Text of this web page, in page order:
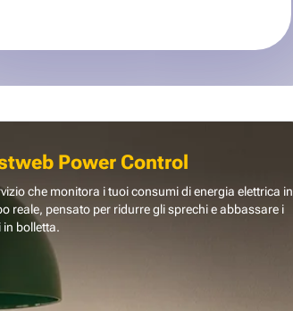
Power Control
che monitora i tuoi consumi di energia elettrica in
reale, pensato per ridurre gli sprechi e abbassare i
in bolletta.